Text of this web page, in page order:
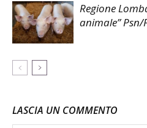
Regione
animale” Psn/
LASCIA UN COMMENTO